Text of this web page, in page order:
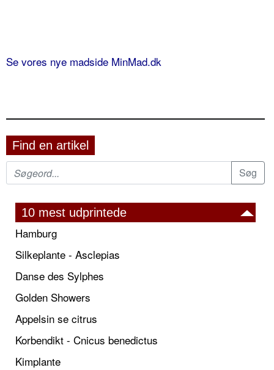
Se vores nye madside MinMad.dk
Find en artikel
10 mest udprintede
Hamburg
Silkeplante - Asclepias
Danse des Sylphes
Golden Showers
Appelsin se citrus
Korbendikt - Cnicus benedictus
Kimplante